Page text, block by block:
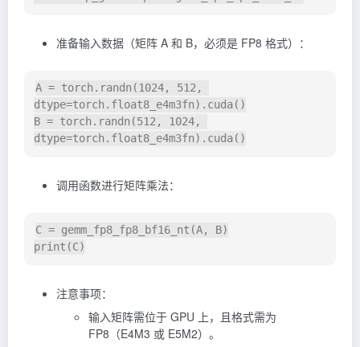
准备输入数据（矩阵 A 和 B，必须是 FP8 格式）：
A = torch.randn(1024, 512,
dtype=torch.float8_e4m3fn).cuda()
B = torch.randn(512, 1024,
调用函数进行矩阵乘法：
C = gemm_fp8_fp8_bf16_nt(A, B)
注意事项：
输入矩阵需位于 GPU 上，且格式需为
FP8（E4M3 或 E5M2）。